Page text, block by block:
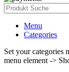
Menu
Categories
Set your categories
menu element ->